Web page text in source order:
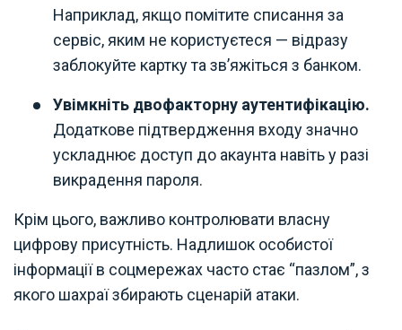
Наприклад, якщо помітите списання за
сервіс, яким не користуєтеся — відразу
заблокуйте картку та зв’яжіться з банком.
Увімкніть двофакторну аутентифікацію.
Додаткове підтвердження входу значно
ускладнює доступ до акаунта навіть у разі
викрадення пароля.
Крім цього, важливо контролювати власну
цифрову присутність. Надлишок особистої
інформації в соцмережах часто стає “пазлом”, з
якого шахраї збирають сценарій атаки.